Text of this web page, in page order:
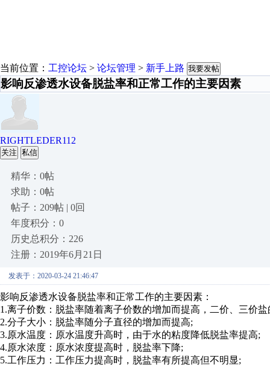
当前位置： 工控论坛 > 论坛管理 > 新手上路 我要发帖
影响反渗透水设备脱盐率和正常工作的主要因素
RIGHTLEDER112
关注 私信
精华：0帖
求助：0帖
帖子：209帖 | 0回
年度积分：0
历史总积分：226
注册：2019年6月21日
发表于：2020-03-24 21:46:47
影响反渗透水设备脱盐率和正常工作的主要因素：
1.离子价数：脱盐率随着离子价数的增加而提高，二价、三价
2.分子大小：脱盐率随分子直径的增加而提高;
3.原水温度：原水温度升高时，由于水的粘度降低脱盐率提高;
4.原水浓度：原水浓度提高时，脱盐率下降;
5.工作压力：工作压力提高时，脱盐率有所提高但不明显;